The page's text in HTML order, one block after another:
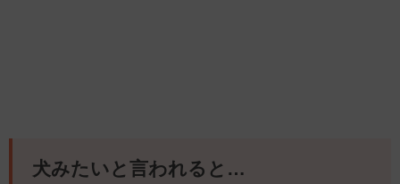
犬みたいと言われると…